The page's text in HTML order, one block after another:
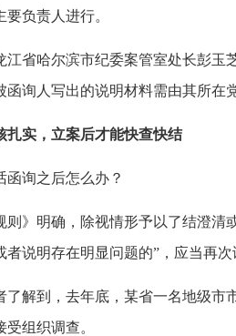
要负责人进行。
省哈尔滨市纪委案管室处长彭玉
函询人写出的说明材料需由其所在
扎实，立案后才能快查快结
询之后怎么办？
》明确，除视情形予以了结澄清
者说明存在明显问题的”，应当再次
解到，去年底，某省一名地级市
受组织调查。